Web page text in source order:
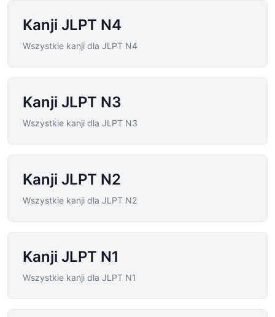
Kanji JLPT N4
Wszystkie kanji dla JLPT N4
Kanji JLPT N3
Wszystkie kanji dla JLPT N3
Kanji JLPT N2
Wszystkie kanji dla JLPT N2
Kanji JLPT N1
Wszystkie kanji dla JLPT N1